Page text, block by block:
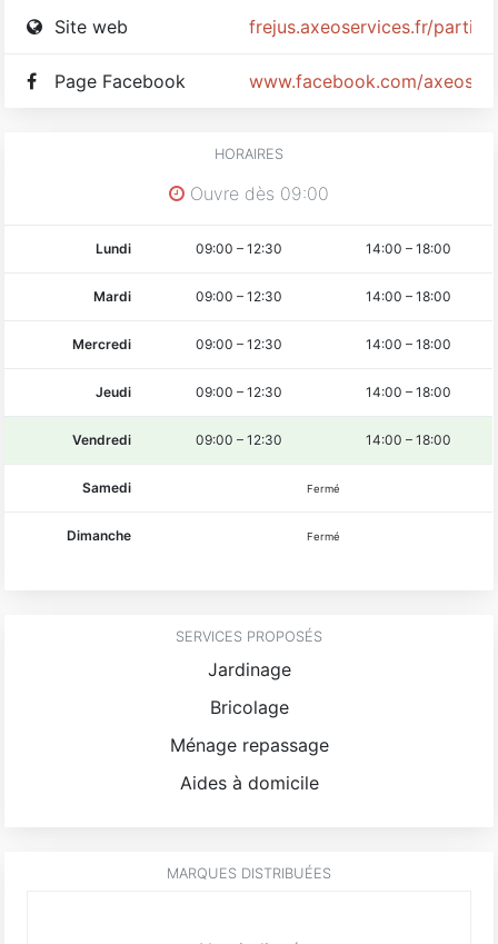
frejus.axeoservices.fr/
Site web
www.facebook.com/
Page Facebook
HORAIRES
Ouvre dès 09:00
Lundi 09:00 – 12:30 14:00 – 18:00
Mardi 09:00 – 12:30 14:00 – 18:00
Mercredi 09:00 – 12:30 14:00 – 18:00
Jeudi 09:00 – 12:30 14:00 – 18:00
Vendredi 09:00 – 12:30 14:00 – 18:00
Samedi Fermé
Dimanche Fermé
SERVICES PROPOSÉS
Jardinage
Bricolage
Ménage repassage
Aides à domicile
MARQUES DISTRIBUÉES